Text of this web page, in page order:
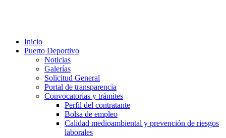
Inicio
Puerto Deportivo
Noticias
Galerías
Solicitud General
Portal de transparencia
Convocatorias y trámites
Perfil del contratante
Bolsa de empleo
Calidad medioambiental y prevención de riesgos
laborales